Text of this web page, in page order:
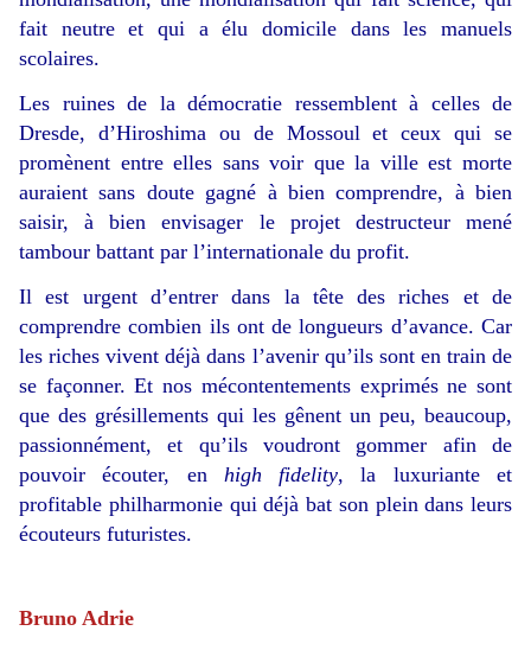
fait neutre et qui a élu domicile dans les manuels
scolaires.
Les ruines de la démocratie ressemblent à celles de
Dresde, d’Hiroshima ou de Mossoul et ceux qui se
promènent entre elles sans voir que la ville est morte
auraient sans doute gagné à bien comprendre, à bien
saisir, à bien envisager le projet destructeur mené
tambour battant par l’internationale du profit.
Il est urgent d’entrer dans la tête des riches et de
comprendre combien ils ont de longueurs d’avance. Car
les riches vivent déjà dans l’avenir qu’ils sont en train de
se façonner. Et nos mécontentements exprimés ne sont
que des grésillements qui les gênent un peu, beaucoup,
passionnément, et qu’ils voudront gommer afin de
pouvoir écouter, en high fidelity, la luxuriante et
profitable philharmonie qui déjà bat son plein dans leurs
écouteurs futuristes.
Bruno Adrie